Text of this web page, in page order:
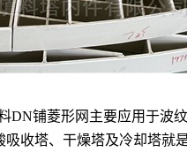
铺菱形网主要应用于波
收塔、干燥塔及冷却塔